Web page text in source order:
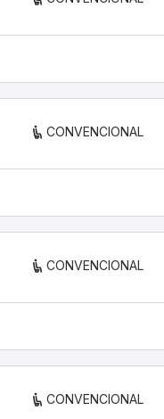
CONVENCIONAL
CONVENCIONAL
CONVENCIONAL